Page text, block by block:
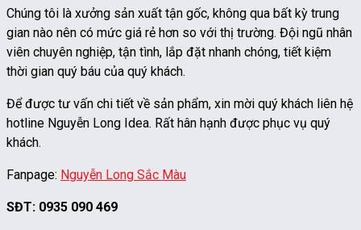
Chúng tôi là xưởng sản xuất tận gốc, không qua bất kỳ trung
gian nào nên có mức giá rẻ hơn so với thị trường. Đội ngũ nhân
viên chuyên nghiệp, tận tình, lắp đặt nhanh chóng, tiết kiệm
thời gian quý báu của quý khách.
Để được tư vấn chi tiết về sản phẩm, xin mời quý khách liên hệ
hotline Nguyễn Long Idea. Rất hân hạnh được phục vụ quý
khách.
Fanpage: Nguyễn Long Sắc Màu
SĐT: 0935 090 469